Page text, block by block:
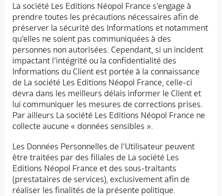
La société Les Editions Néopol France s’engage à
prendre toutes les précautions nécessaires afin de
préserver la sécurité des Informations et notamment
qu’elles ne soient pas communiquées à des
personnes non autorisées. Cependant, si un incident
impactant l’intégrité ou la confidentialité des
Informations du Client est portée à la connaissance
de La société Les Editions Néopol France, celle-ci
devra dans les meilleurs délais informer le Client et
lui communiquer les mesures de corrections prises.
Par ailleurs La société Les Editions Néopol France ne
collecte aucune « données sensibles ».
Les Données Personnelles de l’Utilisateur peuvent
être traitées par des filiales de La société Les
Editions Néopol France et des sous-traitants
(prestataires de services), exclusivement afin de
réaliser les finalités de la présente politique.